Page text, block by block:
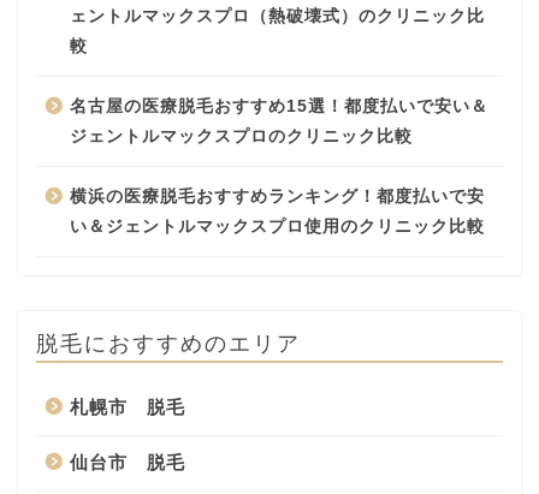
ェントルマックスプロ（熱破壊式）のクリニック比
較
名古屋の医療脱毛おすすめ15選！都度払いで安い＆
ジェントルマックスプロのクリニック比較
横浜の医療脱毛おすすめランキング！都度払いで安
い＆ジェントルマックスプロ使用のクリニック比較
脱毛におすすめのエリア
札幌市 脱毛
仙台市 脱毛